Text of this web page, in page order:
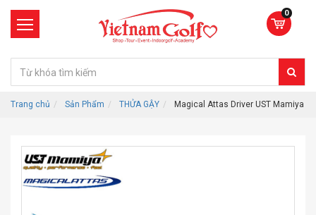
0
Trang chủ Sản Phẩm THỬA GẬY Magical Attas Driver UST Mamiya